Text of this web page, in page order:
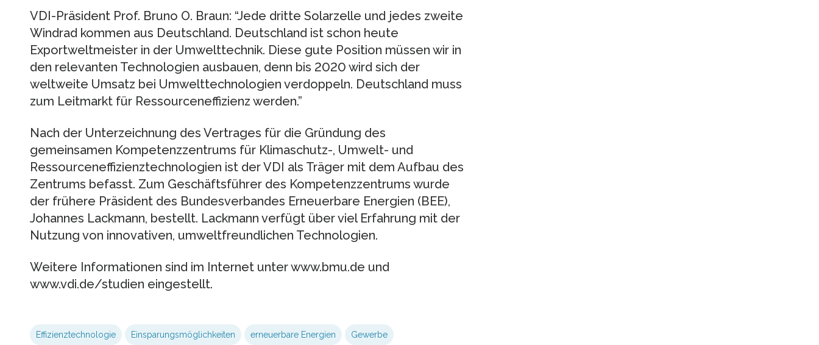
VDI-Präsident Prof. Bruno O. Braun: “Jede dritte Solarzelle und jedes zweite
Windrad kommen aus Deutschland. Deutschland ist schon heute
Exportweltmeister in der Umwelttechnik. Diese gute Position müssen wir in
den relevanten Technologien ausbauen, denn bis 2020 wird sich der
weltweite Umsatz bei Umwelttechnologien verdoppeln. Deutschland muss
zum Leitmarkt für Ressourceneffizienz werden.”
Nach der Unterzeichnung des Vertrages für die Gründung des
gemeinsamen Kompetenzzentrums für Klimaschutz-, Umwelt- und
Ressourceneffizienztechnologien ist der VDI als Träger mit dem Aufbau des
Zentrums befasst. Zum Geschäftsführer des Kompetenzzentrums wurde
der frühere Präsident des Bundesverbandes Erneuerbare Energien (BEE),
Johannes Lackmann, bestellt. Lackmann verfügt über viel Erfahrung mit der
Nutzung von innovativen, umweltfreundlichen Technologien.
Weitere Informationen sind im Internet unter www.bmu.de und
www.vdi.de/studien eingestellt.
Effizienztechnologie Einsparungsmöglichkeiten erneuerbare Energien Gewerbe